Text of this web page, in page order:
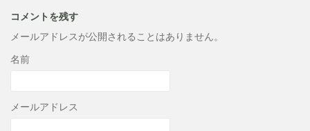
コメントを残す
メールアドレスが公開されることはありません。
名前
メールアドレス